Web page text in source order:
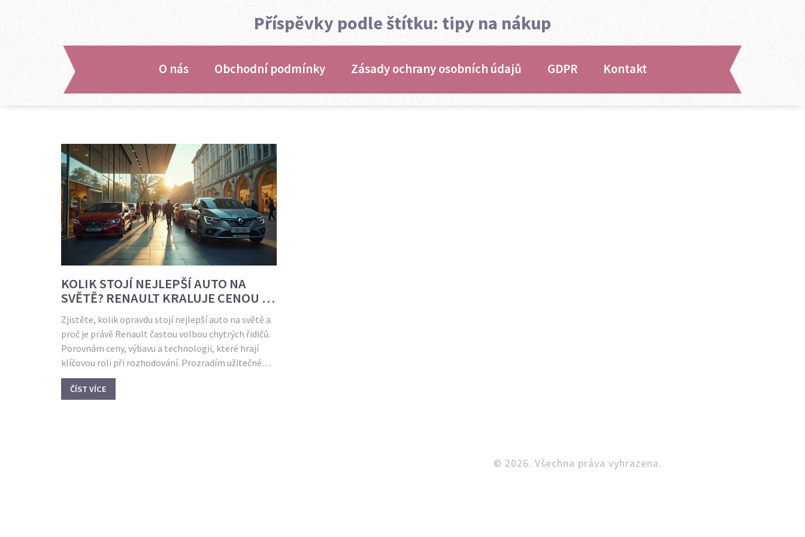
Příspěvky podle štítku: tipy na nákup
O nás Obchodní podmínky Zásady ochrany osobních údajů GDPR Kontakt
KOLIK STOJÍ NEJLEPŠÍ AUTO NA
SVĚTĚ? RENAULT KRALUJE CENOU I
HODNOTOU
Zjistěte, kolik opravdu stojí nejlepší auto na světě a
proč je právě Renault častou volbou chytrých řidičů.
Porovnám ceny, výbavu a technologii, které hrají
klíčovou roli při rozhodování. Prozradím užitečné
tipy na výhodný nákup i servis, abyste neutratili
zbytečně moc. Dozvíte se, které parametry mají
ČÍST VÍCE
© 2026. Všechna práva vyhrazena.